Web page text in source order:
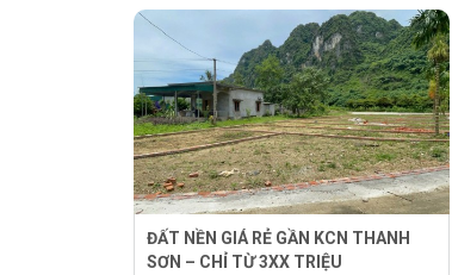
ĐẤT NỀN GIÁ RẺ GẦN KCN THANH
SƠN – CHỈ TỪ 3XX TRIỆU